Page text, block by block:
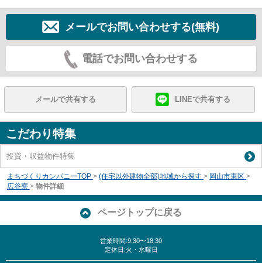
メールでお問い合わせする(無料)
電話でお問い合わせする
メールで共有する LINEで共有する
こだわり特集
投資・収益物件特集
まちづくりカンパニーTOP > (住宅以外建物全部)地域から探す > 岡山市東区 >
広谷寮 > 物件詳細
ページトップに戻る
営業時間:9:30〜18:30
定休日:火・水曜日